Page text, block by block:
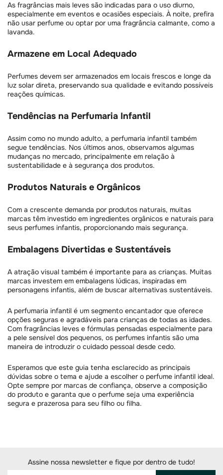
As fragrâncias mais leves são indicadas para o uso diurno,
especialmente em eventos e ocasiões especiais. À noite, prefira
não usar perfume ou optar por uma fragrância calmante, como a
lavanda.
Armazene em Local Adequado
Perfumes devem ser armazenados em locais frescos e longe da
luz solar direta, preservando sua qualidade e evitando possíveis
reações químicas.
Tendências na Perfumaria Infantil
Assim como no mundo adulto, a perfumaria infantil também
segue tendências. Nos últimos anos, observamos algumas
mudanças no mercado, principalmente em relação à
sustentabilidade e à segurança dos produtos.
Produtos Naturais e Orgânicos
Com a crescente demanda por produtos naturais, muitas
marcas têm investido em ingredientes orgânicos e naturais para
seus perfumes infantis, proporcionando mais segurança.
Embalagens Divertidas e Sustentáveis
A atração visual também é importante para as crianças. Muitas
marcas investem em embalagens lúdicas, inspiradas em
personagens infantis, além de buscar alternativas sustentáveis.
A perfumaria infantil é um segmento encantador que oferece
opções seguras e agradáveis para crianças de todas as idades.
Com fragrâncias leves e fórmulas pensadas especialmente para
a pele sensível dos pequenos, os perfumes infantis são uma
maneira de introduzir o cuidado pessoal desde cedo.
Esperamos que este guia tenha esclarecido as principais
dúvidas sobre o tema e ajude a escolher o perfume infantil ideal.
Opte sempre por marcas de confiança, observe a composição
do produto e garanta que o perfume seja uma experiência
segura e prazerosa para seu filho ou filha.
Assine nossa newsletter e fique por dentro de tudo!